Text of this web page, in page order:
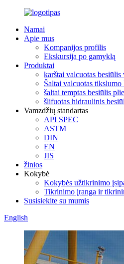
Namai
Apie mus
Kompanijos profilis
Ekskursija po gamyklą
Produktai
karštai valcuotas besiūlis
Šaltai valcuotas
šaltai temptas besiūlis
šlifuotas hidraulinis
Vamzdžių standartas
API SPEC
ASTM
DIN
EN
JIS
žinios
Kokybė
Kokybės užtikrinimo
Tikrinimo įranga ir
Susisiekite su mumis
English